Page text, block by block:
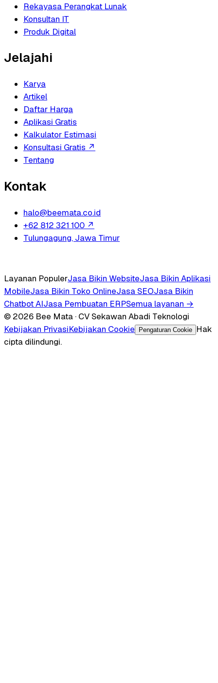
Rekayasa Perangkat Lunak
Konsultan IT
Produk Digital
Jelajahi
Karya
Artikel
Daftar Harga
Aplikasi Gratis
Kalkulator Estimasi
Konsultasi Gratis ↗
Tentang
Kontak
halo@beemata.co.id
+62 812 321 100 ↗
Tulungagung, Jawa Timur
Layanan PopulerJasa Bikin WebsiteJasa Bikin Aplikasi
MobileJasa Bikin Toko OnlineJasa SEOJasa Bikin
Chatbot AIJasa Pembuatan ERPSemua layanan →
© 2026 Bee Mata · CV Sekawan Abadi Teknologi
Kebijakan PrivasiKebijakan Cookie Pengaturan Cookie
Hak
cipta dilindungi.